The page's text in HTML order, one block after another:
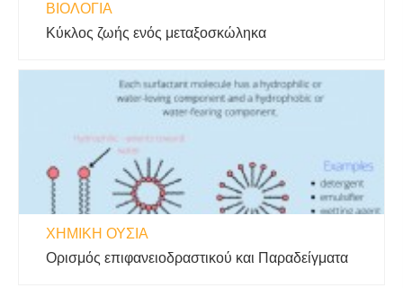
ΒΙΟΛΟΓΊΑ
Κύκλος ζωής ενός μεταξοσκώληκα
ΧΗΜΙΚΉ ΟΥΣΊΑ
Ορισμός επιφανειοδραστικού και Παραδείγματα